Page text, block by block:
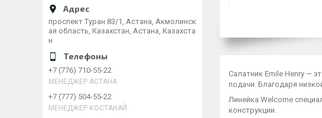
Салатник Emile Henry —
подачи. Благодаря
Линейка Welcome
конструкции.
проспект Туран 83/1, Астана, Акмолинск
ая область, Казахстан, Астана, Казахста
н
+7 (776) 710-55-22
МЕНЕДЖЕР АСТАНА
+7 (777) 504-55-22
МЕНЕДЖЕР КОСТАНАЙ